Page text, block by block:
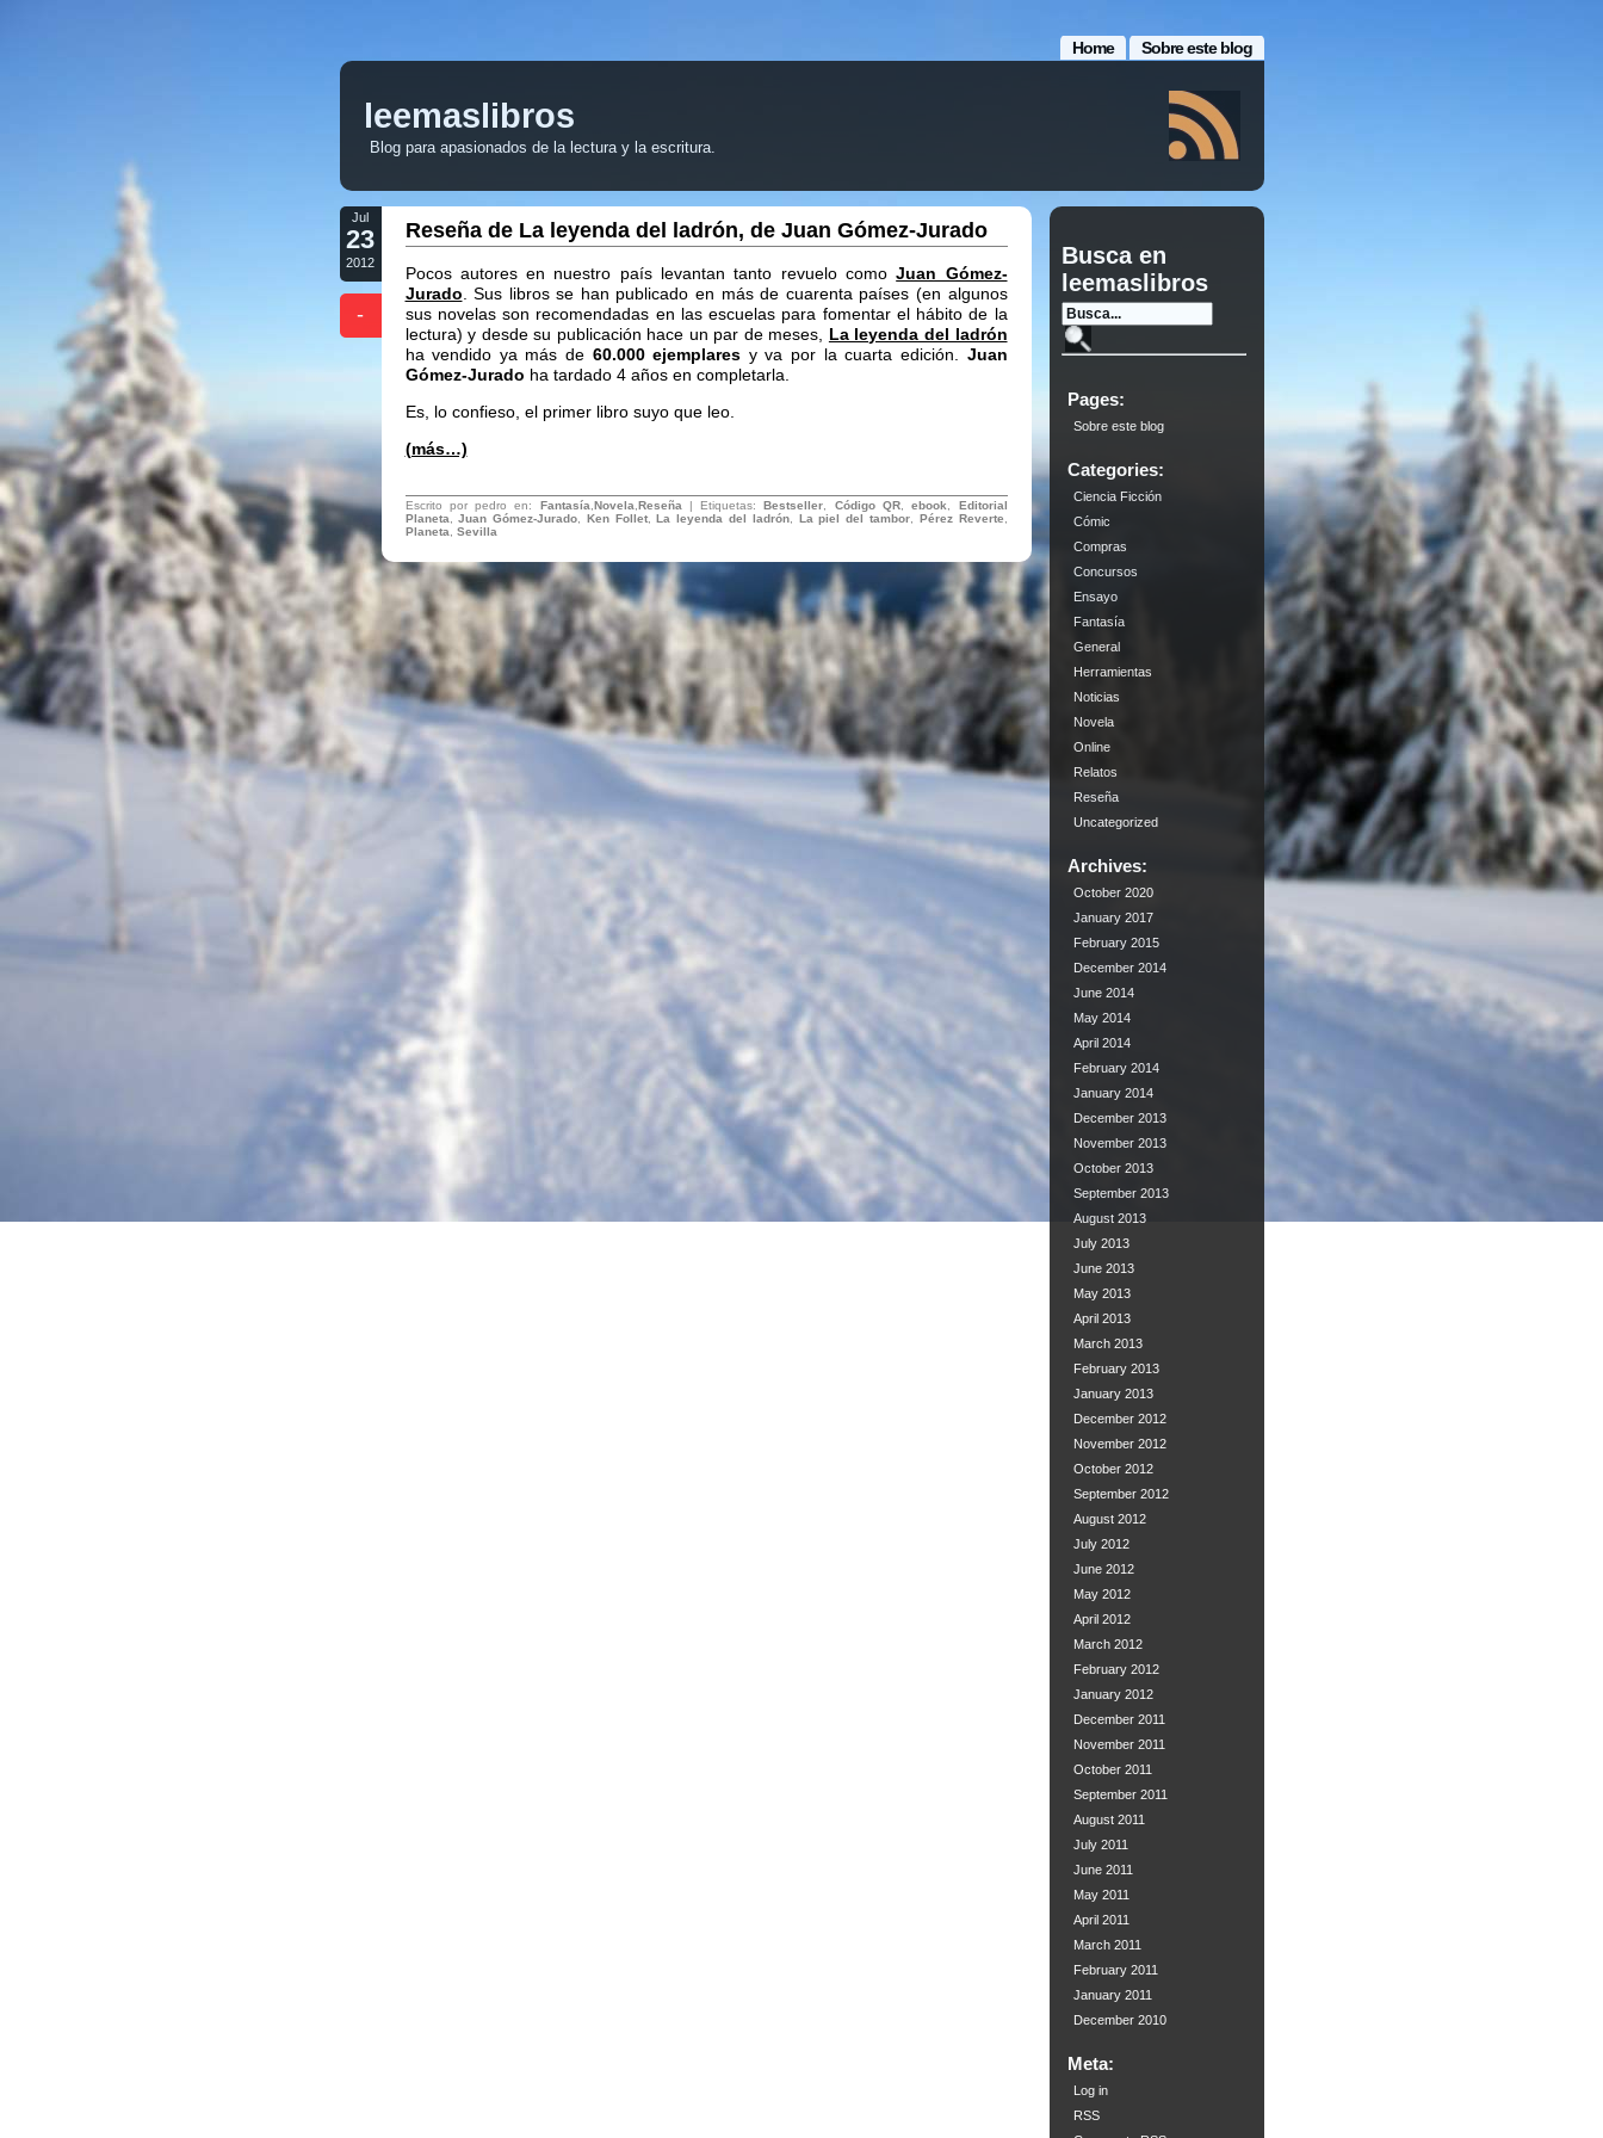
Sobre este blog
Home
leemaslibros
Blog para apasionados de la lectura y la escritura.
Jul
23
2012
-
Reseña de La leyenda del ladrón, de Juan Gómez-Jurado
Pocos autores en nuestro país levantan tanto revuelo comoJuan Gómez-
Jurado . Sus libros se han publicado en más de cuarenta países (en algunos
sus novelas son recomendadas en las escuelas para fomentar el hábito de la
lectura) y desde su publicación hace un par de meses, La leyenda del ladrón
ha vendido ya más de60.000 ejemplares y va por la cuarta edición. Juan
Gómez-Jurado ha tardado 4 años en completarla.
Es, lo confieso, el primer libro suyo que leo.
(más…)
Escrito por pedro en: Fantasía Novela Reseña | Etiquetas:Bestseller Código QR,ebook
Editorial
Planeta ,Juan Gómez-Jurado Ken Follet,La leyenda del ladrón, La piel del tambor Pérez Reverte
Planeta
Sevilla
Busca en
leemaslibros
Pages:
Sobre este blog
Categories:
Ciencia Ficción
Cómic
Compras
Concursos
Ensayo
Fantasía
General
Herramientas
Noticias
Novela
Online
Relatos
Reseña
Uncategorized
Archives:
October 2020
January 2017
February 2015
December 2014
June 2014
May 2014
April 2014
February 2014
January 2014
December 2013
November 2013
October 2013
September 2013
August 2013
July 2013
June 2013
May 2013
April 2013
March 2013
February 2013
January 2013
December 2012
November 2012
October 2012
September 2012
August 2012
July 2012
June 2012
May 2012
April 2012
March 2012
February 2012
January 2012
December 2011
November 2011
October 2011
September 2011
August 2011
July 2011
June 2011
May 2011
April 2011
March 2011
February 2011
January 2011
December 2010
Meta:
Log in
RSS